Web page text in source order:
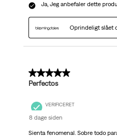
Ja, Jeg anbefaler dette
Oprindeligt slået
5 ud af 5 stjerner.
Perfectos
VERIFICERET
8 dage siden
Sienta fenomenal. Sobre todo